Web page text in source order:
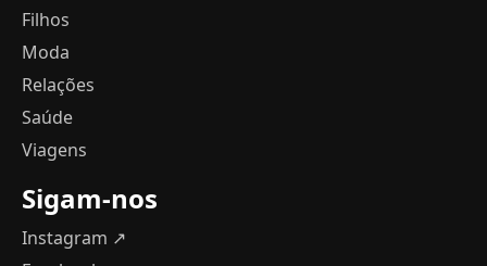
Filhos
Moda
Relações
Saúde
Viagens
Sigam-nos
Instagram ↗